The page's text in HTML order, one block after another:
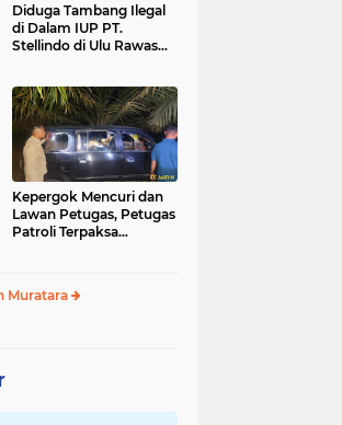
Diduga Tambang Ilegal
di Dalam IUP PT.
Stellindo di Ulu Rawas
Kepergok Mencuri dan
Lawan Petugas, Petugas
Patroli Terpaksa
Muratara